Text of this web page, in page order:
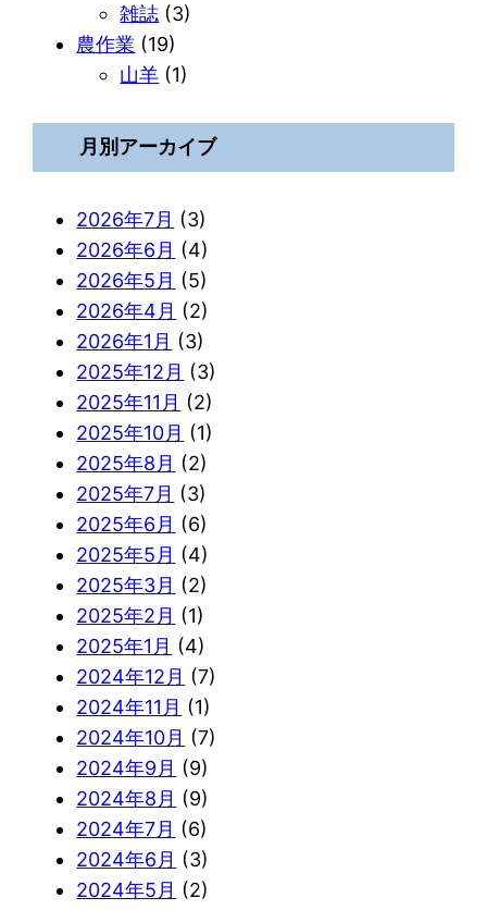
雑誌 (3)
農作業 (19)
山羊 (1)
月別アーカイブ
2026年7月 (3)
2026年6月 (4)
2026年5月 (5)
2026年4月 (2)
2026年1月 (3)
2025年12月 (3)
2025年11月 (2)
2025年10月 (1)
2025年8月 (2)
2025年7月 (3)
2025年6月 (6)
2025年5月 (4)
2025年3月 (2)
2025年2月 (1)
2025年1月 (4)
2024年12月 (7)
2024年11月 (1)
2024年10月 (7)
2024年9月 (9)
2024年8月 (9)
2024年7月 (6)
2024年6月 (3)
2024年5月 (2)